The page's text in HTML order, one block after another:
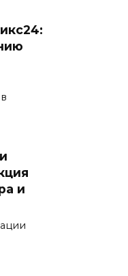
и